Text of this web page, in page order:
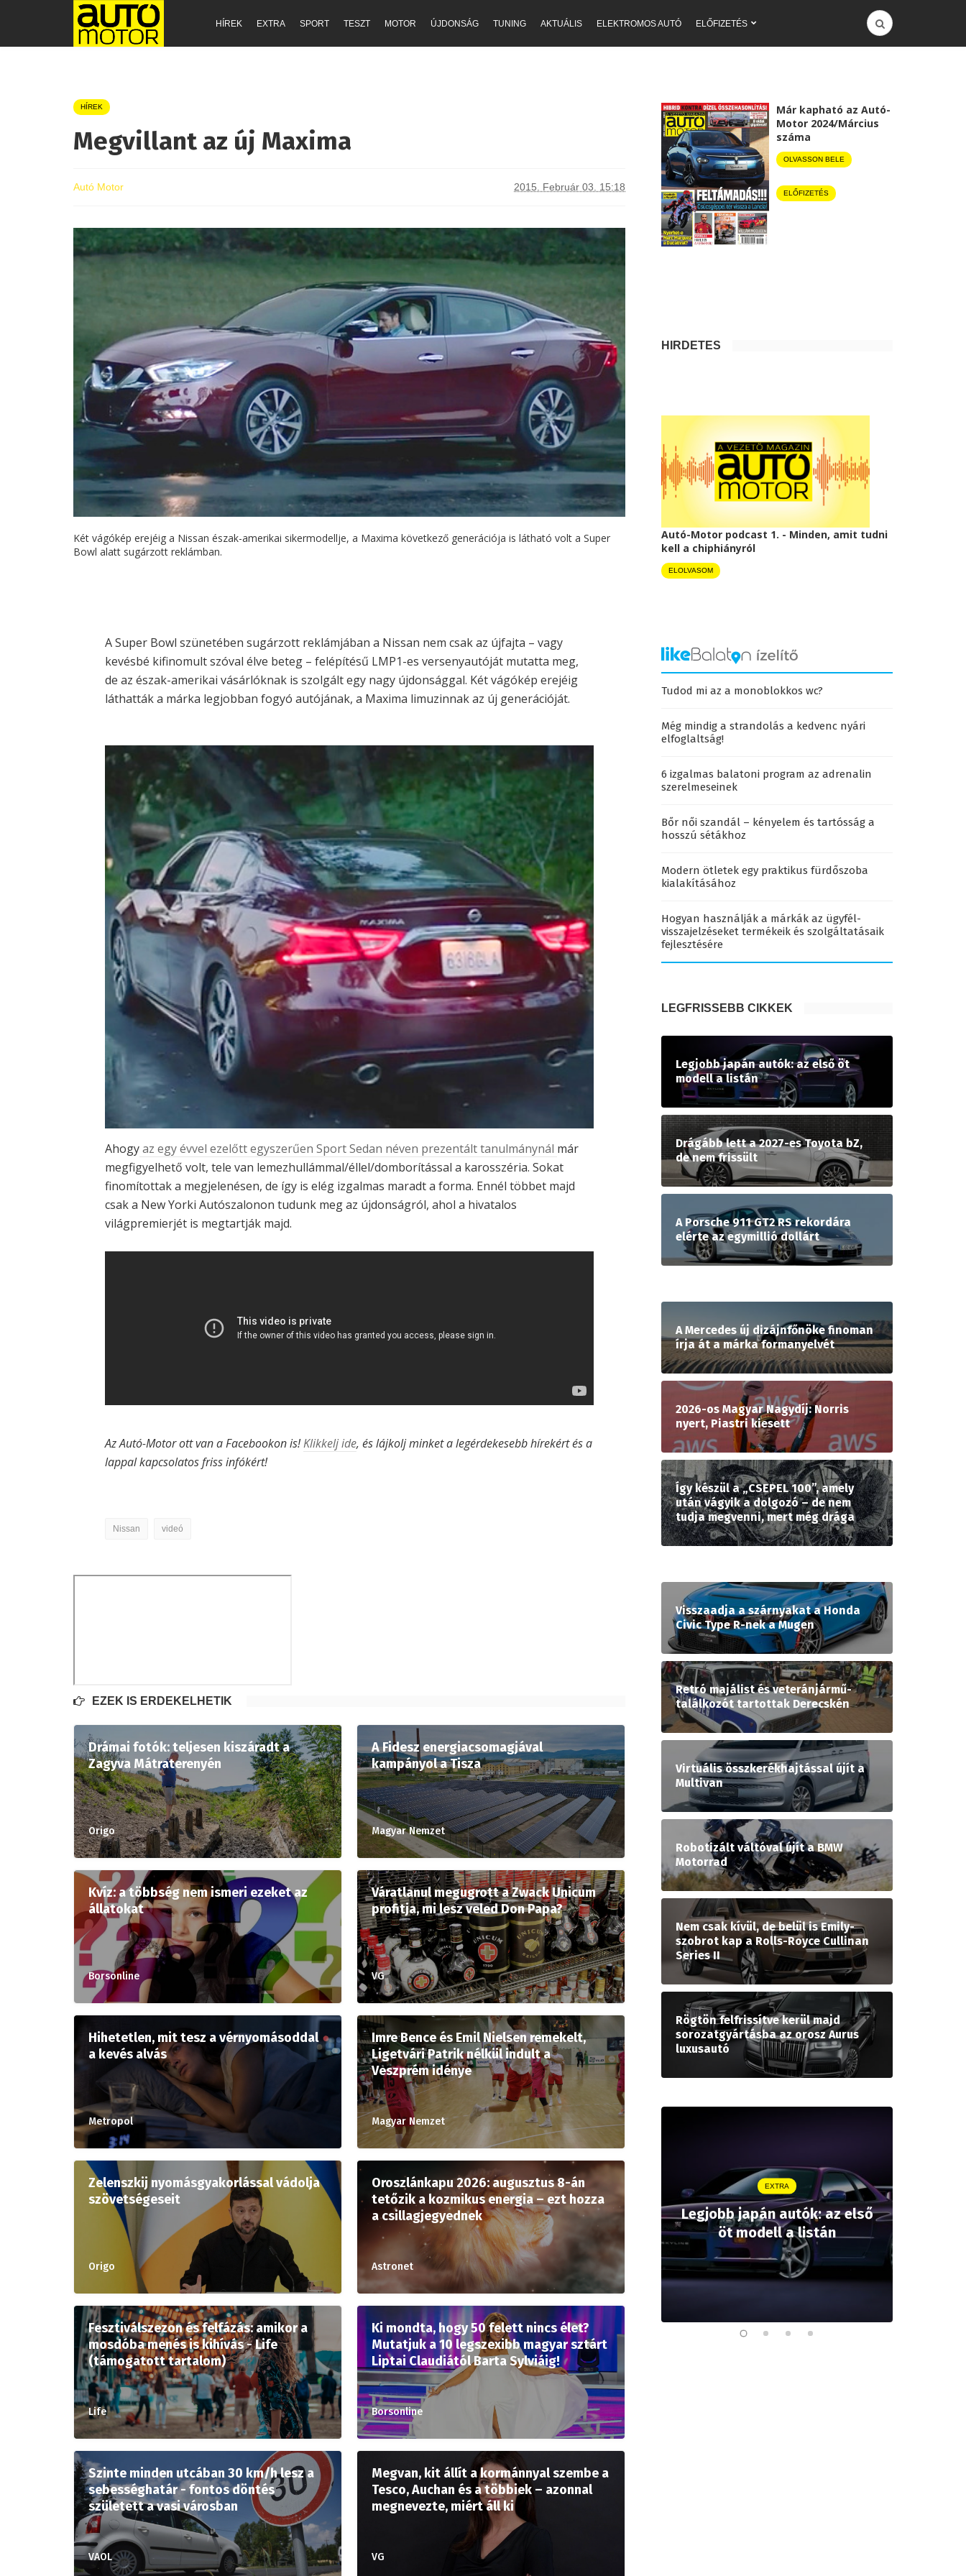
HÍREK EXTRA SPORT TESZT MOTOR ÚJDONSÁG TUNING AKTUÁLIS ELEKTROMOS AUTÓ ELŐFIZETÉS
HÍREK
Megvillant az új Maxima
Autó Motor 2015. Február 03. 15:18
Két vágókép erejéig a Nissan észak-amerikai sikermodellje, a Maxima következő generációja is látható volt a Super
Bowl alatt sugárzott reklámban.
A Super Bowl szünetében sugárzott reklámjában a Nissan nem csak az újfajta – vagy
kevésbé kifinomult szóval élve beteg – felépítésű LMP1-es versenyautóját mutatta meg,
de az észak-amerikai vásárlóknak is szolgált egy nagy újdonsággal. Két vágókép erejéig
láthatták a márka legjobban fogyó autójának, a Maxima limuzinnak az új generációját.
Ahogyaz egy évvel ezelőtt egyszerűen Sport Sedan néven prezentált tanulmánynál már
megfigyelhető volt, tele van lemezhullámmal/éllel/domborítással a karosszéria. Sokat
finomítottak a megjelenésen, de így is elég izgalmas maradt a forma. Ennél többet majd
csak a New Yorki Autószalonon tudunk meg az újdonságról, ahol a hivatalos
világpremierjét is megtartják majd.
Az Autó-Motor ott van a Facebookon is!Klikkelj ide, és lájkolj minket a legérdekesebb hírekért és a
lappal kapcsolatos friss infókért!
Nissan videó
EZEK IS ÉRDEKELHETIK
Drámai fotók: teljesen kiszáradt a
Zagyva Mátraterenyén
Origo
A Fidesz energiacsomagjával
kampányol a Tisza
Magyar Nemzet
Kvíz: a többség nem ismeri ezeket az
állatokat
Borsonline
Váratlanul megugrott a Zwack Unicum
profitja, mi lesz veled Don Papa?
VG
Hihetetlen, mit tesz a vérnyomásoddal
a kevés alvás
Metropol
Imre Bence és Emil Nielsen remekelt,
Ligetvári Patrik nélkül indult a
Veszprém idénye
Magyar Nemzet
Zelenszkij nyomásgyakorlással vádolja
szövetségeseit
Origo
Oroszlánkapu 2026: augusztus 8-án
tetőzik a kozmikus energia – ezt hozza
a csillagjegyednek
Astronet
Fesztiválszezon és felfázás: amikor a
mosdóba menés is kihívás - Life
(támogatott tartalom)
Life
Ki mondta, hogy 50 felett nincs élet?
Mutatjuk a 10 legszexibb magyar sztárt
Liptai Claudiától Barta Sylviáig!
Borsonline
Szinte minden utcában 30 km/h lesz a
sebességhatár - fontos döntés
született a vasi városban
VAOL
Megvan, kit állít a kormánnyal szembe a
Tesco, Auchan és a többiek – azonnal
megnevezte, miért áll ki
VG
Már kapható az Autó-
Motor 2024/Március
száma
OLVASSON BELE
ELŐFIZETÉS
HIRDETÉS
Autó-Motor podcast 1. - Minden, amit tudni
kell a chiphiányról
ELOLVASOM
Tudod mi az a monoblokkos wc?
Még mindig a strandolás a kedvenc nyári
elfoglaltság!
6 izgalmas balatoni program az adrenalin
szerelmeseinek
Bőr női szandál – kényelem és tartósság a
hosszú sétákhoz
Modern ötletek egy praktikus fürdőszoba
kialakításához
Hogyan használják a márkák az ügyfél-
visszajelzéseket termékeik és szolgáltatásaik
fejlesztésére
LEGFRISSEBB CIKKEK
Legjobb japán autók: az első öt
modell a listán
Drágább lett a 2027-es Toyota bZ,
de nem frissült
A Porsche 911 GT2 RS rekordára
elérte az egymillió dollárt
A Mercedes új dizájnfőnöke finoman
írja át a márka formanyelvét
2026-os Magyar Nagydíj: Norris
nyert, Piastri kiesett
Így készül a „CSEPEL 100”, amely
után vágyik a dolgozó – de nem
tudja megvenni, mert még drága
Visszaadja a szárnyakat a Honda
Civic Type R-nek a Mugen
Retró majálist és veteránjármű-
találkozót tartottak Derecskén
Virtuális összkerékhajtással újít a
Multivan
Robotizált váltóval újít a BMW
Motorrad
Nem csak kívül, de belül is Emily-
szobrot kap a Rolls-Royce Cullinan
Series II
Rögtön felfrissítve kerül majd
sorozatgyártásba az orosz Aurus
luxusautó
EXTRA
Legjobb japán autók: az első
öt modell a listán